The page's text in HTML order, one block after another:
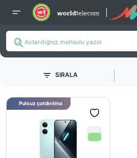
SIRALA
Pulsuz çatdırılma